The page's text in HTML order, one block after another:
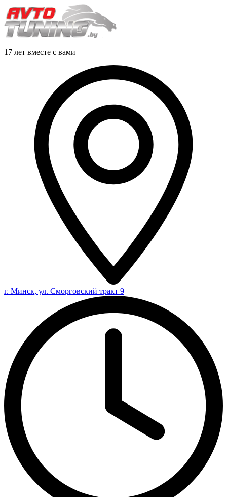
17 лет вместе с вами
г. Минск, ул. Сморговский тракт 9